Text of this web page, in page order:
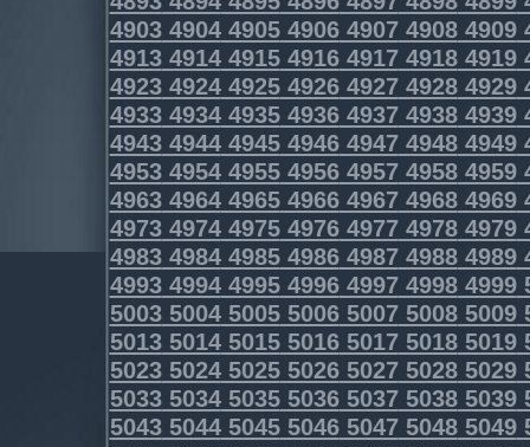
4903490449054906490749084909
4913491449154916491749184919
4923492449254926492749284929
4933493449354936493749384939
4943494449454946494749484949
4953495449554956495749584959
4963496449654966496749684969
4973497449754976497749784979
4983498449854986498749884989
4993499449954996499749984999
5003500450055006500750085009
5013501450155016501750185019
5023502450255026502750285029
5033503450355036503750385039
5043504450455046504750485049